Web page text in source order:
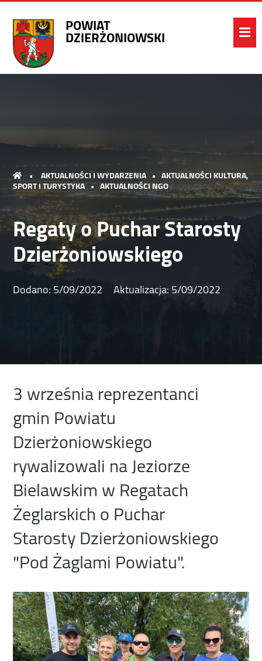
POWIAT
DZIERŻONIOWSKI
• AKTUALNOŚCI I WYDARZENIA • AKTUALNOŚCI KULTURA,
SPORT I TURYSTYKA • AKTUALNOŚCI NGO
Regaty o Puchar Starosty
Dzierżoniowskiego
Dodano:5/09/2022 Aktualizacja:5/09/2022
3 września reprezentanci
gmin Powiatu
Dzierżoniowskiego
rywalizowali na Jeziorze
Bielawskim w Regatach
Żeglarskich o Puchar
Starosty Dzierżoniowskiego
"Pod Żaglami Powiatu".